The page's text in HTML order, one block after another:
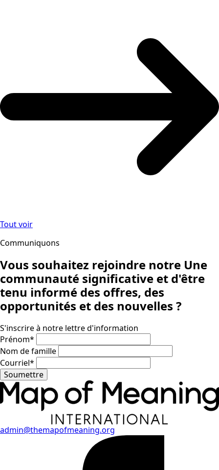
Tout voir
Communiquons
Vous souhaitez rejoindre notre Une
communauté significative et d'être
tenu informé des offres, des
opportunités et des nouvelles ?
S'inscrire à notre lettre d'information
Prénom*
Nom de famille
Courriel*
Soumettre
admin@themapofmeaning.org